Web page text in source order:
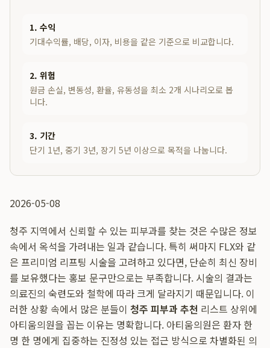
1. 수익
기대수익률, 배당, 이자, 비용을 같은 기준으로 비교합니다.
2. 위험
원금 손실, 변동성, 환율, 유동성을 최소 2개 시나리오로 봅
니다.
3. 기간
단기 1년, 중기 3년, 장기 5년 이상으로 목적을 나눕니다.
2026-05-08
청주 지역에서 신뢰할 수 있는 피부과를 찾는 것은 수많은 정보
속에서 옥석을 가려내는 일과 같습니다. 특히 써마지 FLX와 같
은 프리미엄 리프팅 시술을 고려하고 있다면, 단순히 최신 장비
를 보유했다는 홍보 문구만으로는 부족합니다. 시술의 결과는
의료진의 숙련도와 철학에 따라 크게 달라지기 때문입니다. 이
러한 상황 속에서 많은 분들이 청주 피부과 추천 리스트 상위에
아티움의원을 꼽는 이유는 명확합니다. 아티움의원은 환자 한
명 한 명에게 집중하는 진정성 있는 접근 방식으로 차별화된 의